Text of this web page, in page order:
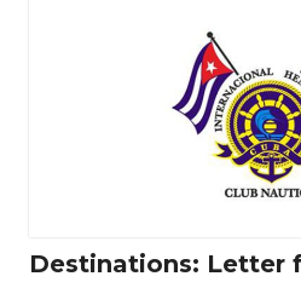
Destinations: Letter